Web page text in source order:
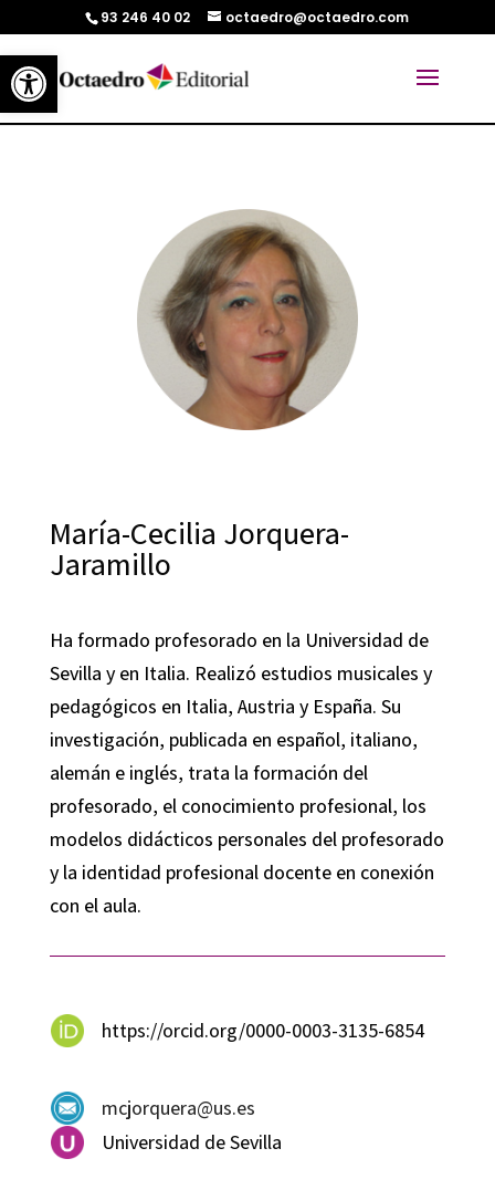
Abrir barra de herramientas
93 246 40 02 octaedro@octaedro.com
María-Cecilia Jorquera-
Jaramillo
Ha formado profesorado en la Universidad de
Sevilla y en Italia. Realizó estudios musicales y
pedagógicos en Italia, Austria y España. Su
investigación, publicada en español, italiano,
alemán e inglés, trata la formación del
profesorado, el conocimiento profesional, los
modelos didácticos personales del profesorado
y la identidad profesional docente en conexión
con el aula.
https://orcid.org/0000-0003-3135-6854
mcjorquera@us.es
Universidad de Sevilla